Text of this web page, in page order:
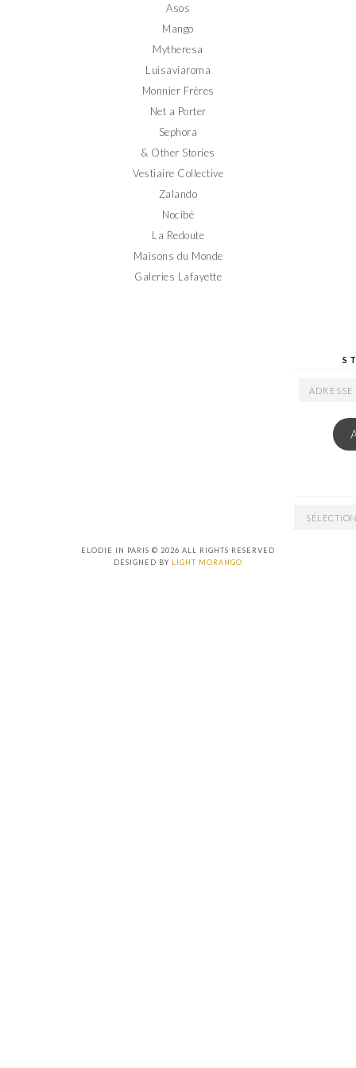
Asos
Mango
Mytheresa
Luisaviaroma
Monnier Frères
Net a Porter
Sephora
& Other Stories
Vestiaire Collective
Zalando
Nocibé
La Redoute
Maisons du Monde
Galeries Lafayette
ADRESSE
ARCHIVES
ELODIE IN PARIS © 2026 ALL RIGHTS RESERVED
DESIGNED BY LIGHT MORANGO